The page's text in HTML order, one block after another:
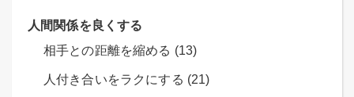
人間関係を良くする
相手との距離を縮める (13)
人付き合いをラクにする (21)